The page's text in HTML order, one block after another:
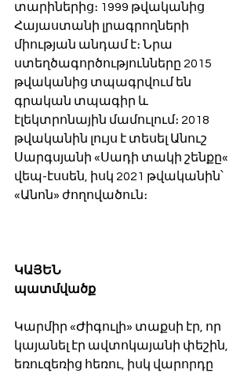
տարիներից։ 1999 թվականից
Հայաստանի լրագրողների
միության անդամ է։ Նրա
ստեղծագործությունները 2015
թվականից տպագրվում են
գրական տպագիր և
էլեկտրոնային մամուլում։ 2018
թվականին լույս է տեսել Անուշ
Սարգսյանի «Սադի տակի շենքը«
վեպ-էսսեն, իսկ 2021 թվականին՝
«Անոն» ժողովածուն։
ԿԱՅԵՆ
պատմվածք
Կարմիր «Ժիգուլի» տաքսի էր, որ
կայանել էր ավտոկայանի փեշին,
եռուզեռից հեռու, իսկ վարորդը